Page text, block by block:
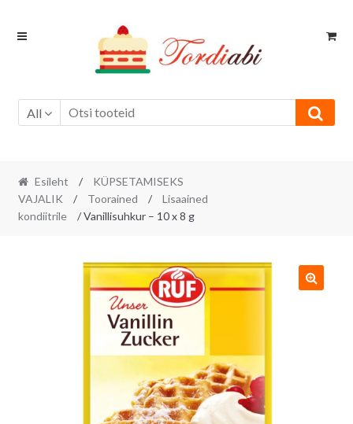
Skip
Skip
All
Esileht /
KÜPSETAMISEKS
VAJALIK
/ Toorained /
Lisaained
kondiitrile
/ Vanillisuhkur – 10 x 8 g